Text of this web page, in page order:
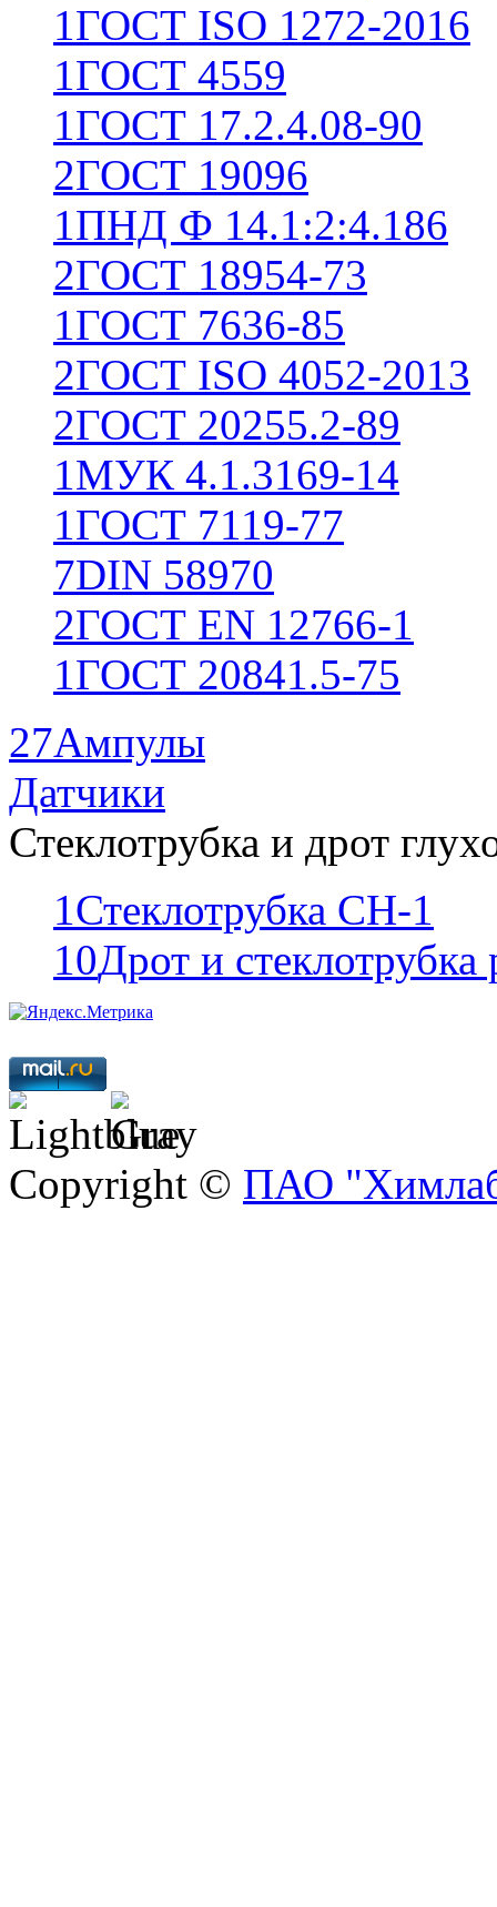
1ГОСТ ISO 1272-2016
1ГОСТ 4559
1ГОСТ 17.2.4.08-90
2ГОСТ 19096
1ПНД Ф 14.1:2:4.186
2ГОСТ 18954-73
1ГОСТ 7636-85
2ГОСТ ISO 4052-2013
2ГОСТ 20255.2-89
1МУК 4.1.3169-14
1ГОСТ 7119-77
7DIN 58970
2ГОСТ EN 12766-1
1ГОСТ 20841.5-75
27Ампулы
Датчики
Стеклотрубка и дрот
1Стеклотрубка СН-1
10Дрот и
Copyright © ПАО